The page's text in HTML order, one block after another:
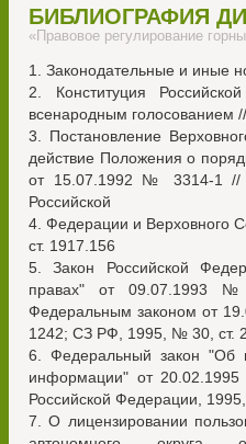
БИБЛИОГРАФИЯ
«Правовое регулирование
1. Законодательные и иные
2. Конституция
всенародным голосованием
3. Постановление
действие Положения о
от 15.07.1992 № 3314-1 //
Российской
4. Федерации и Верховного
ст. 1917.156
5. Закон Российской
правах" от 09.07.1993
Федеральным законом от
1242; СЗ РФ, 1995, № 30, ст.
6. Федеральный закон "Об
информации" от
Российской Федерации,
7. О лицензировании